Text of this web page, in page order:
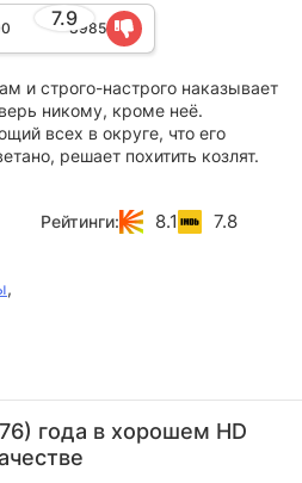
7.98985
и строго-настрого наказывает
никому, кроме неё.
всех в округе, что его
решает похитить козлят.
,
Рейтинги: 8.1 7.8
(Медведица)
года в хорошем HD